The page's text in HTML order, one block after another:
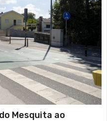
Mesquita ao